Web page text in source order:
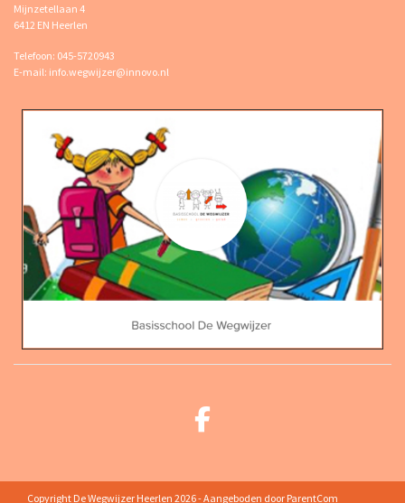
Mijnzetellaan 4
6412 EN Heerlen
Telefoon: 045-5720943
E-mail: info.wegwijzer@innovo.nl
Copyright De Wegwijzer Heerlen 2026 - Aangeboden door ParentCom